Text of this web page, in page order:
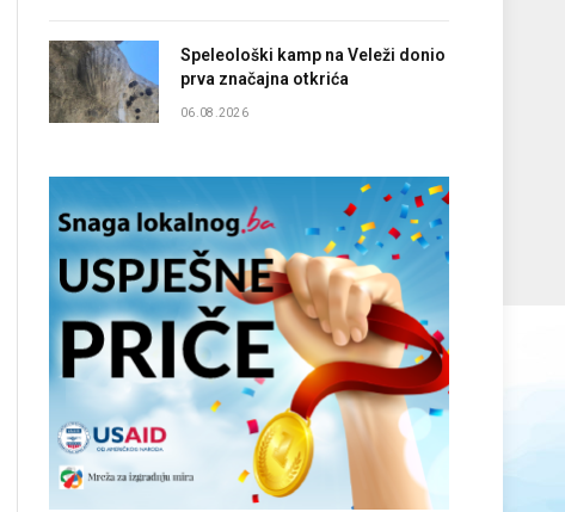
Speleološki kamp na Veleži donio
prva značajna otkrića
06.08.2026